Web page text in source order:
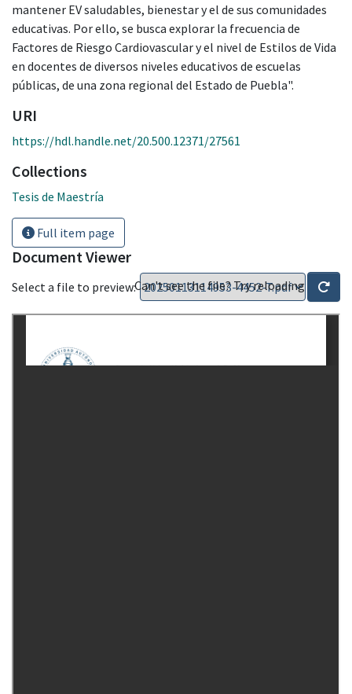
mantener EV saludables, bienestar y el de sus comunidades
educativas. Por ello, se busca explorar la frecuencia de
Factores de Riesgo Cardiovascular y el nivel de Estilos de Vida
en docentes de diversos niveles educativos de escuelas
públicas, de una zona regional del Estado de Puebla".
URI
https://hdl.handle.net/20.500.12371/27561
Collections
Tesis de Maestría
Full item page
Document Viewer
Select a file to preview:Can't see the file? Try reloading